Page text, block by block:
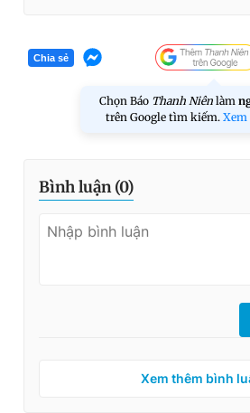
Chia sẻ
Chọn Báo Thanh Niên làm
trên Google tìm kiếm. Xem
Bình luận (0)
Xem thêm bình